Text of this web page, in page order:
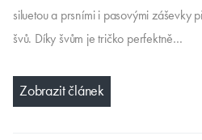
siluetou a prsními i pasovými záševky
švů. Díky švům je tričko perfektně…
Zobrazit článek